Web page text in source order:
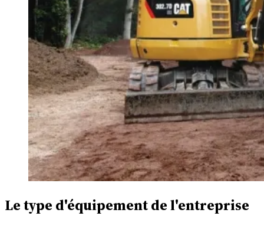
Le type d'équipement de l'entreprise